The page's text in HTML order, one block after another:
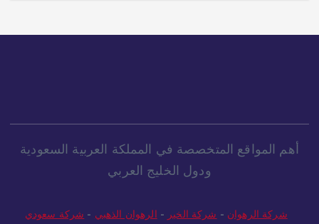
أهم المواقع المتخصصة في المملكة العربية السعودية
ودول الخليج العربي
شركة الرهوان - شركة الخير - الرهوان الذهبي - شركة سعودي